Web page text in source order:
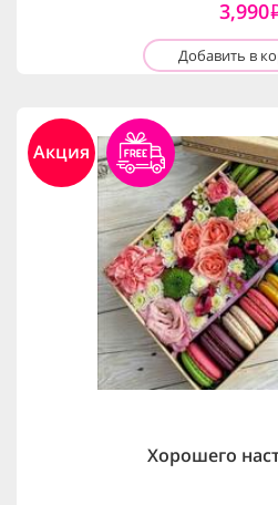
3,990
Добавить в
Акция
Хорошего